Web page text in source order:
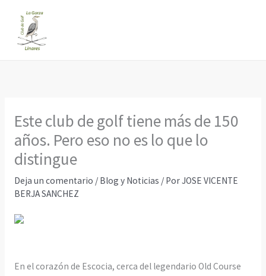
contenido
Este club de golf tiene más de 150
años. Pero eso no es lo que lo
distingue
Deja un comentario / Blog y Noticias / PorJOSE VICENTE
BERJA SANCHEZ
En el corazón de Escocia, cerca del legendario Old Course